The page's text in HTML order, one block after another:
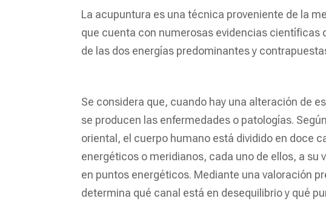
La acupuntura es una técnica proveniente de la
que cuenta con numerosas evidencias científicas
de las dos energías predominantes y
Se considera que, cuando hay una alteración de
se producen las enfermedades o patologías.
oriental, el cuerpo humano está dividido en doce
energéticos o meridianos, cada uno de ellos, a su
en puntos energéticos. Mediante una valoración
determina qué canal está en desequilibrio y qué